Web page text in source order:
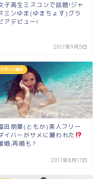
子高生ミスコンで話題!ジャ
ミンゆま(ゆまちょす)グラ
アデビュー!
2017年9月5日
スポーツ選手
田朋夏(ともか)美人フリー
イバーがサメに襲われた
婚,再婚も?
2017年8月17日